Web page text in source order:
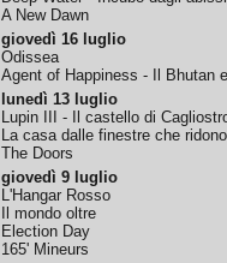
A New Dawn
giovedì 16 luglio
Odissea
Agent of Happiness - Il Bhutan
lunedì 13 luglio
Lupin III - Il castello di
La casa dalle finestre che ridono
The Doors
giovedì 9 luglio
L'Hangar Rosso
Il mondo oltre
Election Day
165' Mineurs